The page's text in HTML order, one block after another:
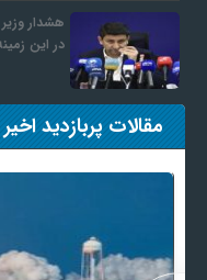
هشدار
در این
مقالات پربازدید اخیر